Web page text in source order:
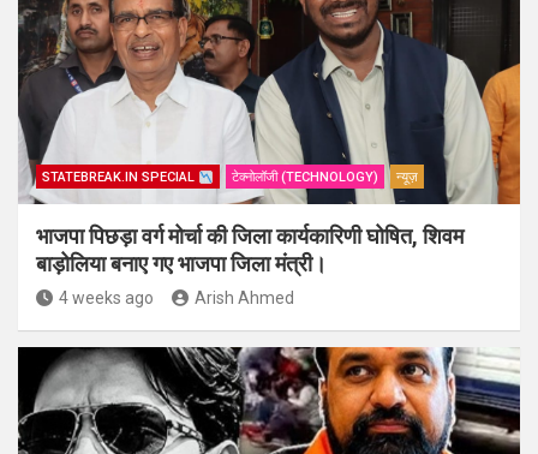
STATEBREAK.IN SPECIAL टेक्नोलॉजी (TECHNOLOGY) न्यूज़
भाजपा पिछड़ा वर्ग मोर्चा की जिला कार्यकारिणी घोषित, शिवम
बाड़ोलिया बनाए गए भाजपा जिला मंत्री।
4 weeks ago Arish Ahmed